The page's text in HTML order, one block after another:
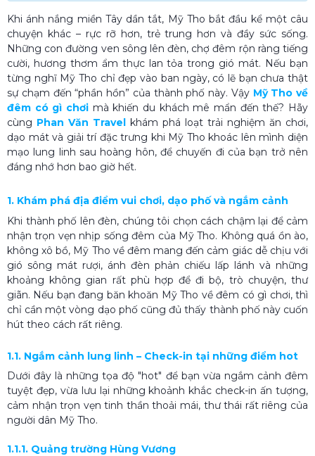
Khi ánh nắng miền Tây dần tắt, Mỹ Tho bắt đầu kể một câu
chuyện khác – rực rỡ hơn, trẻ trung hơn và đầy sức sống.
Những con đường ven sông lên đèn, chợ đêm rộn ràng tiếng
cười, hương thơm ẩm thực lan tỏa trong gió mát. Nếu bạn
từng nghĩ Mỹ Tho chỉ đẹp vào ban ngày, có lẽ bạn chưa thật
sự chạm đến “phần hồn” của thành phố này. Vậy Mỹ Tho về
đêm có gì chơi mà khiến du khách mê mẩn đến thế? Hãy
cùng Phan Văn Travel khám phá loạt trải nghiệm ăn chơi,
dạo mát và giải trí đặc trưng khi Mỹ Tho khoác lên mình diện
mạo lung linh sau hoàng hôn, để chuyến đi của bạn trở nên
đáng nhớ hơn bao giờ hết.
1. Khám phá địa điểm vui chơi, dạo phố và ngắm cảnh
Khi thành phố lên đèn, chúng tôi chọn cách chậm lại để cảm
nhận trọn vẹn nhịp sống đêm của Mỹ Tho. Không quá ồn ào,
không xô bồ, Mỹ Tho về đêm mang đến cảm giác dễ chịu với
gió sông mát rượi, ánh đèn phản chiếu lấp lánh và những
khoảng không gian rất phù hợp để đi bộ, trò chuyện, thư
giãn. Nếu bạn đang băn khoăn Mỹ Tho về đêm có gì chơi, thì
chỉ cần một vòng dạo phố cũng đủ thấy thành phố này cuốn
hút theo cách rất riêng.
1.1. Ngắm cảnh lung linh – Check-in tại những điểm hot
Dưới đây là những tọa độ "hot" để bạn vừa ngắm cảnh đêm
tuyệt đẹp, vừa lưu lại những khoảnh khắc check-in ấn tượng,
cảm nhận trọn vẹn tinh thần thoải mái, thư thái rất riêng của
người dân Mỹ Tho.
1.1.1. Quảng trường Hùng Vương